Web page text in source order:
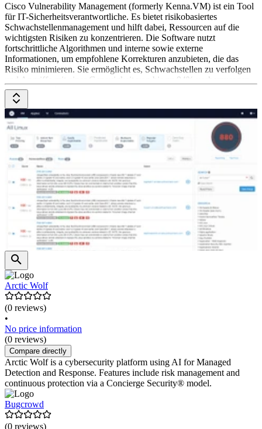
Cisco Vulnerability Management (formerly Kenna.VM) ist ein Tool
für IT-Sicherheitsverantwortliche. Es bietet risikobasiertes
Schwachstellenmanagement und hilft dabei, Ressourcen auf die
wichtigsten Risiken zu konzentrieren. Die Software nutzt
fortschrittliche Algorithmen und interne sowie externe
Informationen, um empfohlene Korrekturen anzubieten, die das
Risiko minimieren. Sie ermöglicht es, Schwachstellen zu verfolgen
und Angriffe mit einer Genauigkeit von bis zu 94% vorherzusagen.
Das Pricing-Modell ist in zwei Stufen unterteilt: Advantage und
Premier. Advantage bietet eine effiziente Möglichkeit, das
Risikoprofil zu reduzieren, während Premier ein erweitertes
Verständnis von Bedrohungen und optimierte
Schwachstellenmanagement-Workflows bietet.
Arctic Wolf
(0 reviews)
•
No price information
(0 reviews)
Compare directly
Arctic Wolf is a cybersecurity platform using AI for Managed
Detection and Response. Features include risk management and
continuous protection via a Concierge Security® model.
Bugcrowd
(0 reviews)